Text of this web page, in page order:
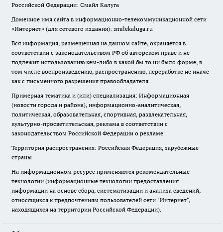
Российской Федерации: Смайл Калуга
Доменное имя сайта в информационно-телекоммуникационной сети
«Интернет» (для сетевого издания): smilekaluga.ru
Вся информация, размещенная на данном сайте, охраняется в
соответствии с законодательством РФ об авторском праве и не
подлежит использованию кем-либо в какой бы то ни было форме, в
том числе воспроизведению, распространению, переработке не иначе
как с письменного разрешения правообладателя.
Примерная тематика и (или) специализация: Информационная
(новости города и района), информационно-аналитическая,
политическая, образовательная, спортивная, развлекательная,
культурно-просветительская, реклама в соответствии с
законодательством Российской Федерации о рекламе
Территория распространения: Российская Федерация, зарубежные
страны
На информационном ресурсе применяются рекомендательные
технологии (информационные технологии предоставления
информации на основе сбора, систематизации и анализа сведений,
относящихся к предпочтениям пользователей сети "Интернет",
находящихся на территории Российской Федерации).